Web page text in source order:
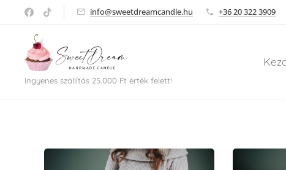
info@sweetdreamcandle.hu +36 20 322 3909
Ingyenes szállítás 25.000 Ft érték felett!